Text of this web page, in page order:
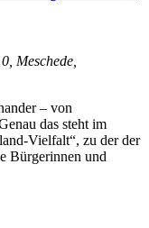
Meschede,
– von
das steht im
Vielfalt“, zu der der
Bürgerinnen und